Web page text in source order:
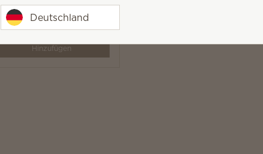
Clothesline
Hinzufügen
Deutschland